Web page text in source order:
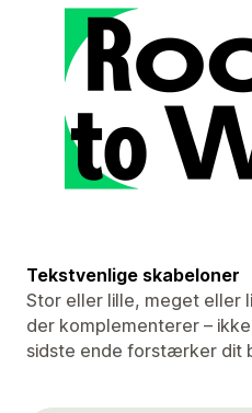
Tekstvenlige skabeloner
Stor eller lille, meget eller
der komplementerer –
sidste ende forstærker dit